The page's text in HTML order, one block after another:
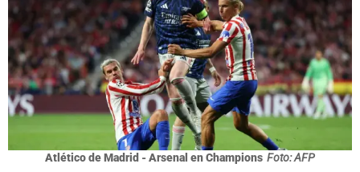
Atlético de Madrid - Arsenal en Champions Foto: AFP